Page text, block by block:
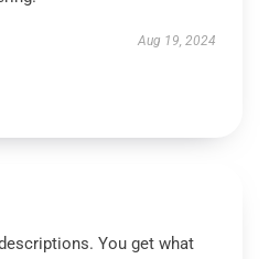
Aug 19, 2024
You get what